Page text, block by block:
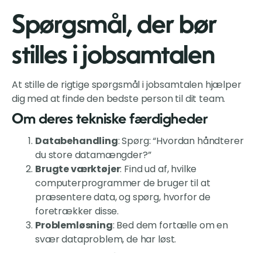
Spørgsmål, der bør
stilles i jobsamtalen
At stille de rigtige spørgsmål i jobsamtalen hjælper
dig med at finde den bedste person til dit team.
Om deres tekniske færdigheder
Databehandling: Spørg: “Hvordan håndterer
du store datamængder?”
Brugte værktøjer: Find ud af, hvilke
computerprogrammer de bruger til at
præsentere data, og spørg, hvorfor de
foretrækker disse.
Problemløsning: Bed dem fortælle om en
svær dataproblem, de har løst.